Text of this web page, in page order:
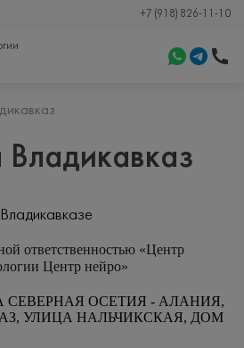
+7 (918) 826-11-10
Владикавказ
ответственностью «Центр
Центр нейро»
СЕВЕРНАЯ ОСЕТИЯ - АЛАНИЯ,
УЛИЦА НАЛЬЧИКСКАЯ, ДОМ